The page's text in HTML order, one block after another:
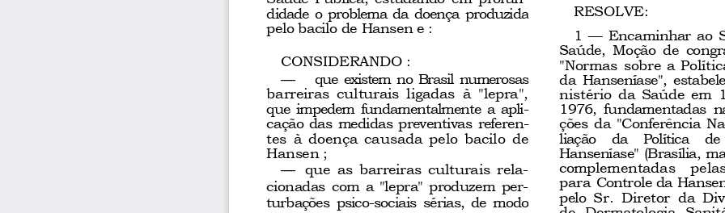
didade o problema da doença produzida
pelo bacilo de Hansen e :
CONSIDERANDO :
—
que existem no Brasil numerosas
barreiras  culturais  ligadas  à  "lepra",
que impedem fundamentalmente a apli-
cação das medidas preventivas referen-
tes à doença causada pelo bacilo de
Hansen ;
—
que  as barreiras culturais rela-
cionadas com a "lepra" produzem per-
turbações psico-sociais sérias, de modo
RESOLVE:
1 — Encaminhar ao
Saúde,  Moção  de
"Normas sobre a
da Hanseníase",
nistério da Saúde em
1976, fundamentadas
ções da "Conferência
liação   da   Política
Hanseníase" (Brasília ,
complementadas
para Controle da
pelo Sr.  Diretor  da